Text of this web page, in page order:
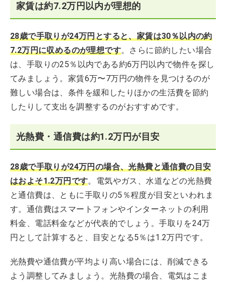
家賃は約7.2万円以内が理想的
28歳で手取りが24万円とすると、家賃は30％以内の約
7.2万円に収めるのが理想です。さらに節約したい場合
は、手取りの25％以内である約6万円以内で物件を探し
てみましょう。家賃6万〜7万円の物件を見つけるのが
難しい場合は、条件を緩和したりほかの生活費を節約
したりして支出を調整するのがおすすめです。
光熱費・通信費は約1.2万円が目安
28歳で手取りが24万円の場合、光熱費と通信費の目安
はおよそ1.2万円です。電気やガス、水道などの光熱費
と通信費は、ともに手取りの5％程度が目安といわれま
す。通信費はスマートフォンやインターネットの利用
料金、電話料金などが代表的でしょう。手取りを24万
円として計算すると、目安となる5％は1.2万円です。
光熱費や通信費が平均より高い場合には、削減できる
よう調整してみましょう。光熱費の場合、電気はこま